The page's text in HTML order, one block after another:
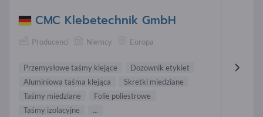
CMC Klebetechnik GmbH
Producenci Niemcy Europa
Przemysłowe taśmy klejące
Dozownik etykiet
Aluminiowa taśma klejąca
Skretki miedziane
Taśmy miedziane
Folie poliestrowe
Taśmy izolacyjne
...